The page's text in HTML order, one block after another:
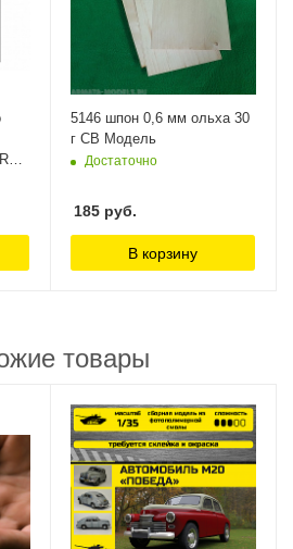
5146 шпон 0,6 мм ольха 30
г СВ Модель
Достаточно
185 руб.
В корзину
товары